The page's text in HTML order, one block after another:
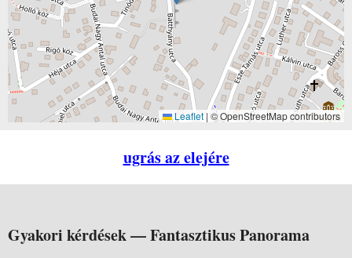
Leaflet | © OpenStreetMap contributors
ugrás az elejére
Gyakori kérdések —Fantasztikus Panorama